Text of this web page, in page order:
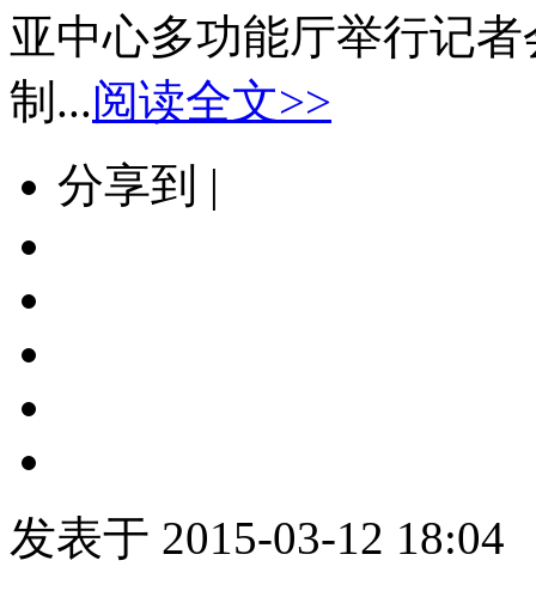
亚中心多功能厅举行记
制...阅读全文>>
分享到 |
发表于 2015-03-12 18:04